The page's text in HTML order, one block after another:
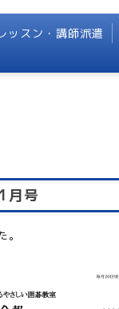
ッスン・講師派遣
月号